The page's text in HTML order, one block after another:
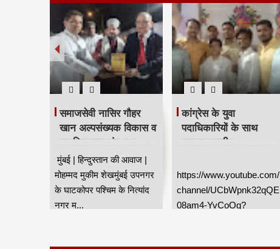
समाजसेवी नासिर गौहर
खान अल्पसंख्यक विकास व
सशक्तिकरण संस्था व
घाटकोपर पोलीस ठाणे द्वारा
सम्मानित हुए।
मुंबई | हिन्दुस्तान की आवाज |
मोहम्मद मुकीम शेखमुंबई उपनगर
के घाटकोपर पश्चिम के नित्यांद
नगर म...
कांग्रेस के युवा
पदाधिकारियों के साथ
यादगार तस्वीर
https://www.youtube.com/
channel/UCbWpnk32qQE
08am4-YvCoOg?